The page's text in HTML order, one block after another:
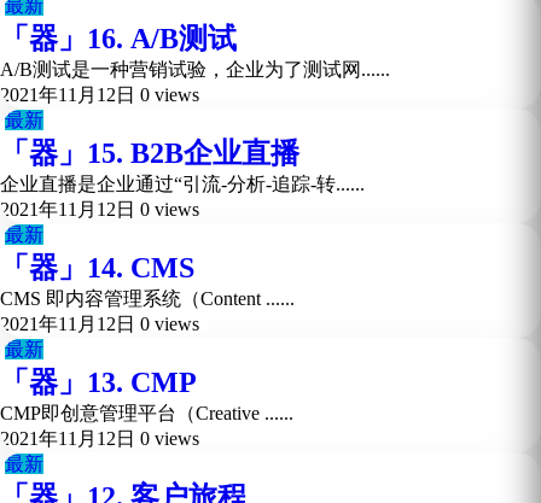
最新
「器」16. A/B测试
A/B测试是一种营销试验，企业为了测试网......
2021年11月12日 0 views
最新
「器」15. B2B企业直播
企业直播是企业通过“引流-分析-追踪-转......
2021年11月12日 0 views
最新
「器」14. CMS
CMS 即内容管理系统（Content ......
2021年11月12日 0 views
最新
「器」13. CMP
CMP即创意管理平台（Creative ......
2021年11月12日 0 views
最新